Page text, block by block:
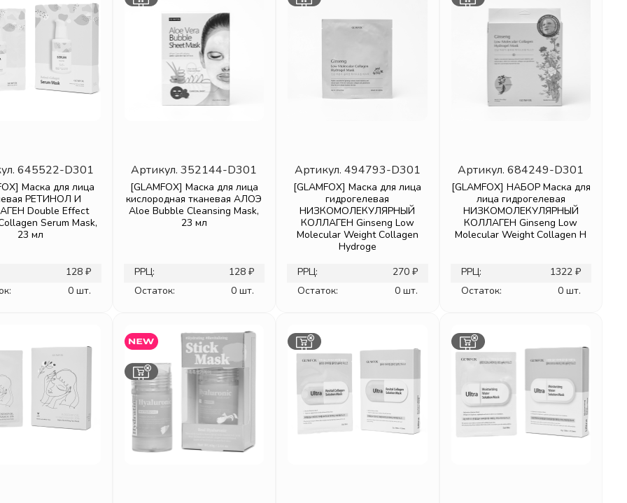
645522-D301
Маска для лица
РЕТИНОЛ И
Double Effect
Serum Mask,
23 мл
128 ₽
0 шт.
Артикул.352144-D301
[GLAMFOX] Маска для лица
кислородная тканевая АЛОЭ
Aloe Bubble Cleansing Mask,
23 мл
РРЦ:
128 ₽
Остаток:
0 шт.
Артикул. 494793-D301
[GLAMFOX] Маска для лица
гидрогелевая
НИЗКОМОЛЕКУЛЯРНЫЙ
КОЛЛАГЕН Ginseng Low
Molecular Weight Collagen
Hydroge
РРЦ:
270 ₽
Остаток:
0 шт.
Артикул.684249-D301
[GLAMFOX] НАБОР Маска для
лица гидрогелевая
НИЗКОМОЛЕКУЛЯРНЫЙ
КОЛЛАГЕН Ginseng Low
Molecular Weight Collagen H
РРЦ:
1322 ₽
Остаток:
0 шт.